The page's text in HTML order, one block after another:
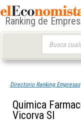
Ranking de
Directorio Ranking Empresas
Quimica
Vicorva Sl